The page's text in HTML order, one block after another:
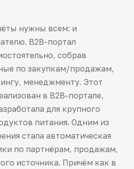
нужны всем: и
B2B-портал
собрав
по закупкам/продажам,
менеджменту. Этот
в B2B-портале,
для крупного
питания. Одним из
стала автоматическая
по партнёрам, продажам,
источника. Причём как в